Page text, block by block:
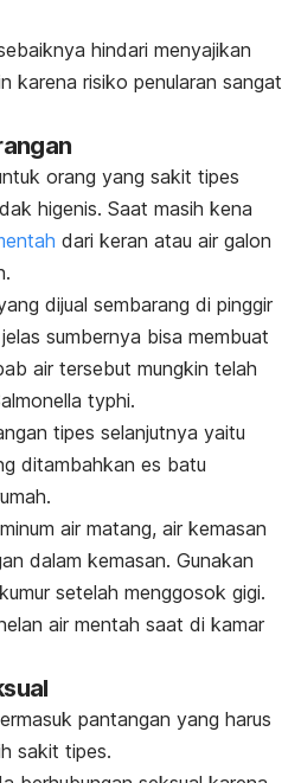
hindari menyajikan
karena risiko penularan sangat
orang yang sakit tipes
higenis. Saat masih kena
dari keran atau air galon
dijual sembarang di pinggir
sumbernya bisa membuat
air tersebut mungkin telah
typhi.
tipes selanjutnya yaitu
ditambahkan es batu
air matang, air kemasan
dalam kemasan. Gunakan
setelah menggosok gigi.
air mentah saat di kamar
pantangan yang harus
sakit tipes.